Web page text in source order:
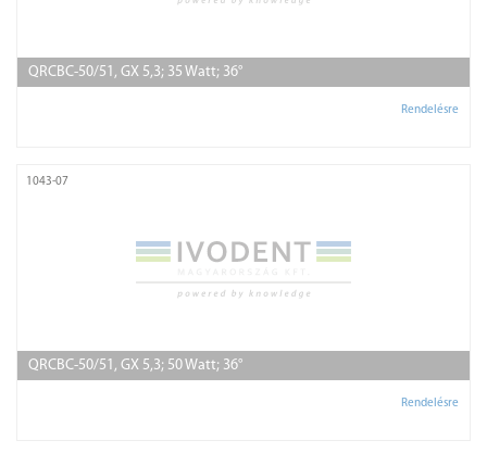
QRCBC-50/51, GX 5,3; 35 Watt; 36°
Rendelésre
1043-07
QRCBC-50/51, GX 5,3; 50 Watt; 36°
Rendelésre